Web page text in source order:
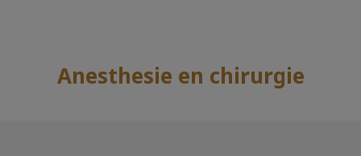
Anesthesie en chirurgie